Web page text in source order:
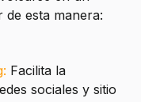
de esta manera:
Facilita la
sociales y sitio